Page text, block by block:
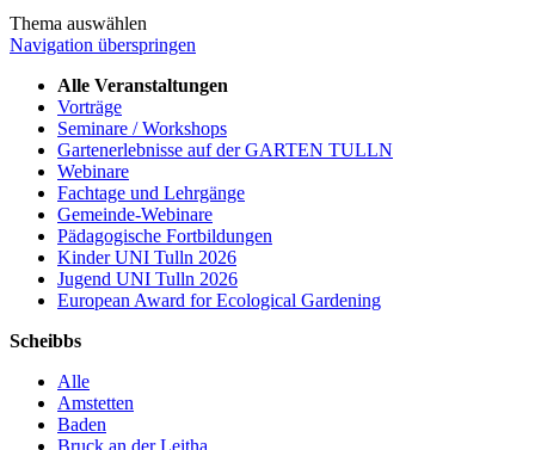
Thema auswählen
Navigation überspringen
Alle Veranstaltungen
Vorträge
Seminare / Workshops
Gartenerlebnisse auf der GARTEN TULLN
Webinare
Fachtage und Lehrgänge
Gemeinde-Webinare
Pädagogische Fortbildungen
Kinder UNI Tulln 2026
Jugend UNI Tulln 2026
European Award for Ecological Gardening
Scheibbs
Alle
Amstetten
Baden
Bruck an der Leitha